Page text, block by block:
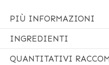
PIÙ INFORMAZIONI
INGREDIENTI
QUANTITATIVI